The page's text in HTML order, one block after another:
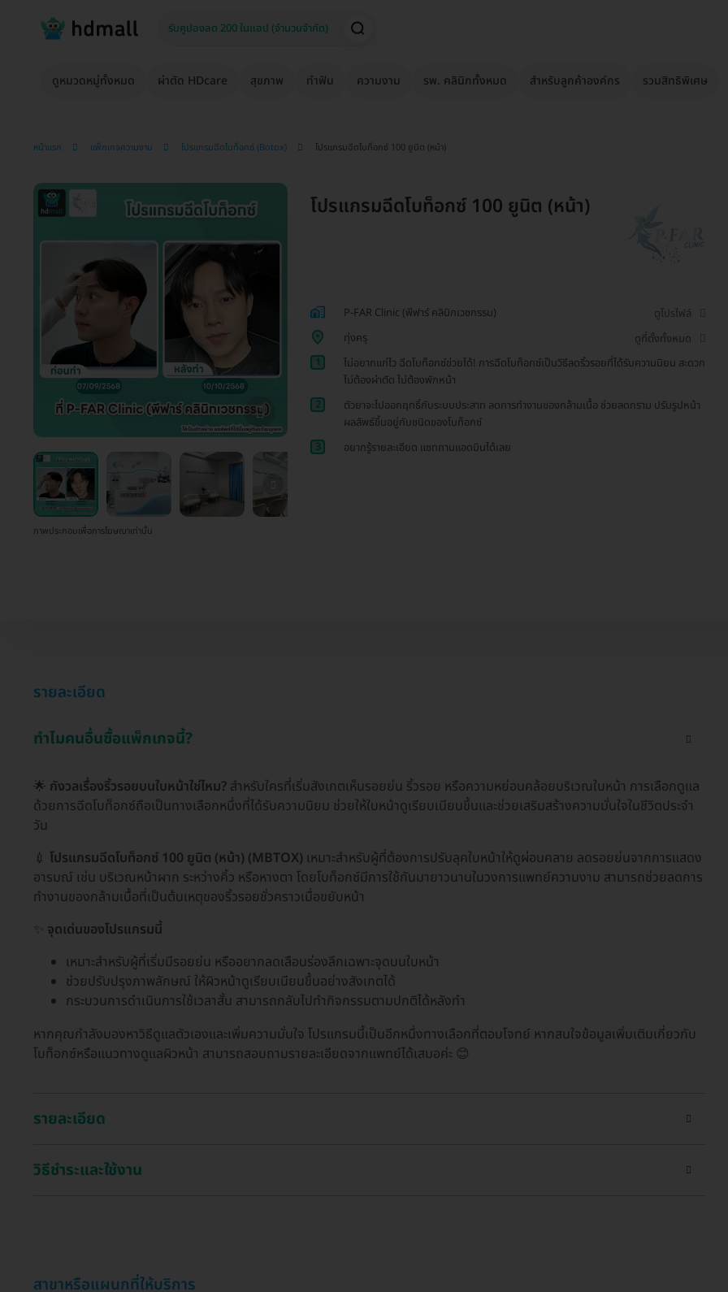
ดูหมวดหมู่ทั้งหมด ผ่าตัด HDcare สุขภาพ ทำฟัน ความงาม รพ. คลินิกทั้งหมด สำหรับลูกค้าองค์กร รวมสิทธิพิเศษ
หน้าแรก แพ็กเกจความงาม โปรแกรมฉีดโบท็อกซ์ (Botox) โปรแกรมฉีดโบท็อกซ์ 100 ยูนิต (หน้า)
ภาพประกอบเพื่อการโฆษณาเท่านั้น
โปรแกรมฉีดโบท็อกซ์ 100 ยูนิต (หน้า)
P-FAR Clinic (พีฟาร์ คลินิกเวชกรรม)
ดูโปรไฟล์
ทุ่งครุ
ดูที่ตั้งทั้งหมด
1
ไม่อยากแก่ไว ฉีดโบท็อกซ์ช่วยได้! การฉีดโบท็อกซ์เป็นวิธีลดริ้วรอยที่ได้รับความนิยม สะดวก
ไม่ต้องผ่าตัด ไม่ต้องพักหน้า
2
ตัวยาจะไปออกฤทธิ์กับระบบประสาท ลดการทำงานของกล้ามเนื้อ ช่วยลดกราม ปรับรูปหน้า
ผลลัพธ์ขึ้นอยู่กับชนิดของโบท็อกซ์
3
อยากรู้รายละเอียด แชทถามแอดมินได้เลย
รายละเอียด
ทำไมคนอื่นซื้อแพ็กเกจนี้?
🌟 กังวลเรื่องริ้วรอยบนใบหน้าใช่ไหม? สำหรับใครที่เริ่มสังเกตเห็นรอยย่น ริ้วรอย หรือความหย่อนคล้อยบริเวณใบหน้า การเลือกดูแล
ด้วยการฉีดโบท็อกซ์ถือเป็นทางเลือกหนึ่งที่ได้รับความนิยม ช่วยให้ใบหน้าดูเรียบเนียนขึ้นและช่วยเสริมสร้างความมั่นใจในชีวิตประจำ
วัน
💉 โปรแกรมฉีดโบท็อกซ์ 100 ยูนิต (หน้า) (MBTOX) เหมาะสำหรับผู้ที่ต้องการปรับลุคใบหน้าให้ดูผ่อนคลาย ลดรอยย่นจากการแสดง
อารมณ์ เช่น บริเวณหน้าผาก ระหว่างคิ้ว หรือหางตา โดยโบท็อกซ์มีการใช้กันมายาวนานในวงการแพทย์ความงาม สามารถช่วยลดการ
ทำงานของกล้ามเนื้อที่เป็นต้นเหตุของริ้วรอยชั่วคราวเมื่อขยับหน้า
จุดเด่นของโปรแกรมนี้
เหมาะสำหรับผู้ที่เริ่มมีรอยย่น หรืออยากลดเลือนร่องลึกเฉพาะจุดบนใบหน้า
ช่วยปรับปรุงภาพลักษณ์ ให้ผิวหน้าดูเรียบเนียนขึ้นอย่างสังเกตได้
กระบวนการดำเนินการใช้เวลาสั้น สามารถกลับไปทำกิจกรรมตามปกติได้หลังทำ
หากคุณกำลังมองหาวิธีดูแลตัวเองและเพิ่มความมั่นใจ โปรแกรมนี้เป็นอีกหนึ่งทางเลือกที่ตอบโจทย์ หากสนใจข้อมูลเพิ่มเติมเกี่ยวกับ
โบท็อกซ์หรือแนวทางดูแลผิวหน้า สามารถสอบถามรายละเอียดจากแพทย์ได้เสมอค่ะ 😊
รายละเอียด
วิธีชำระและใช้งาน
สาขาหรือแผนกที่ให้บริการ